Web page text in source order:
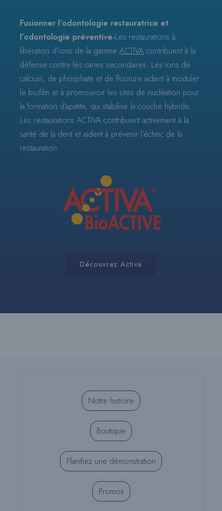
Fusionner l’odontologie restauratrice et
l’odontologie préventive-Les restaurations à
libération d’ions de la gamme ACTIVAcontribuent à la
défense contre les caries secondaires. Les ions de
calcium, de phosphate et de fluorure aident à moduler
le biofilm et à promouvoir les sites de nucléation pour
la formation d’apatite, qui stabilise la couche hybride.
Les restaurations ACTIVA contribuent activement à la
santé de la dent et aident à prévenir l’échec de la
restauration.
Découvrez Activa
Notre histoire
Boutique
Planifiez une démonstration
Promos